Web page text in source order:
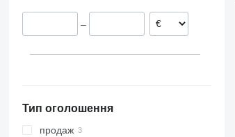
Solitair
VariDiamant
Zirkon
–
Тип оголошення
продаж